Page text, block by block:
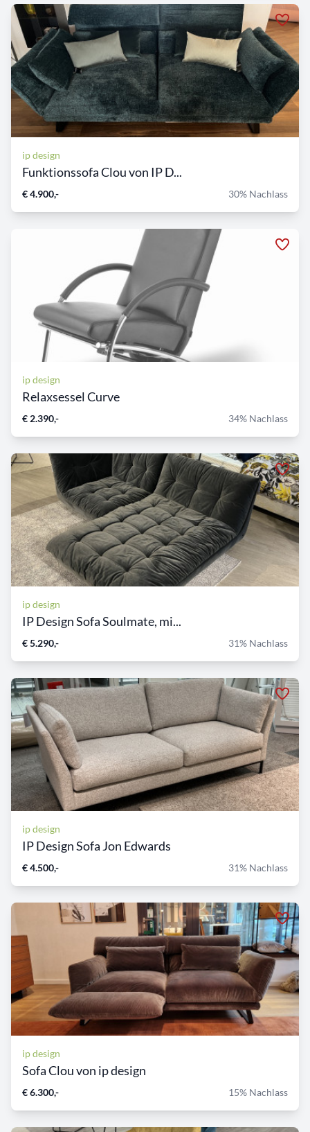
ip design
Funktionssofa Clou von IP D...
€ 4.900,- 30% Nachlass
ip design
Relaxsessel Curve
€ 2.390,- 34% Nachlass
ip design
IP Design Sofa Soulmate, mi...
€ 5.290,- 31% Nachlass
ip design
IP Design Sofa Jon Edwards
€ 4.500,- 31% Nachlass
ip design
Sofa Clou von ip design
€ 6.300,- 15% Nachlass